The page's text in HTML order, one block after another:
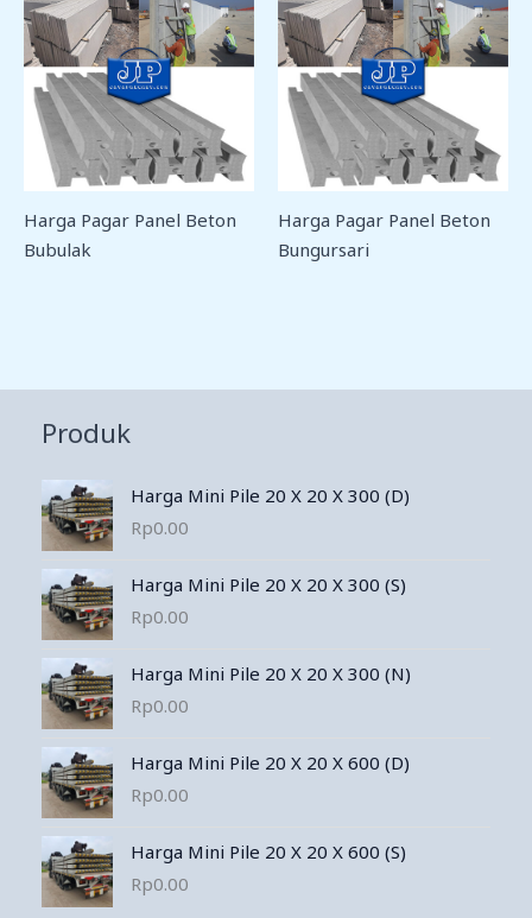
Harga Pagar Panel Beton
Bubulak
Harga Pagar Panel Beton
Bungursari
Produk
Harga Mini Pile 20 X 20 X 300 (D)
Rp0.00
Harga Mini Pile 20 X 20 X 300 (S)
Rp0.00
Harga Mini Pile 20 X 20 X 300 (N)
Rp0.00
Harga Mini Pile 20 X 20 X 600 (D)
Rp0.00
Harga Mini Pile 20 X 20 X 600 (S)
Rp0.00